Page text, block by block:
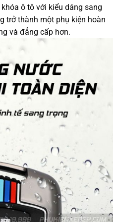
ô tô với kiểu dáng sang
trở thành một phụ kiện hoàn
và đẳng cấp hơn.